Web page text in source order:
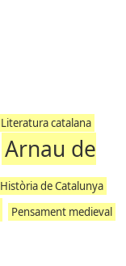
Literatura catalana
Arnau de
Història de Catalunya
Pensament medieval